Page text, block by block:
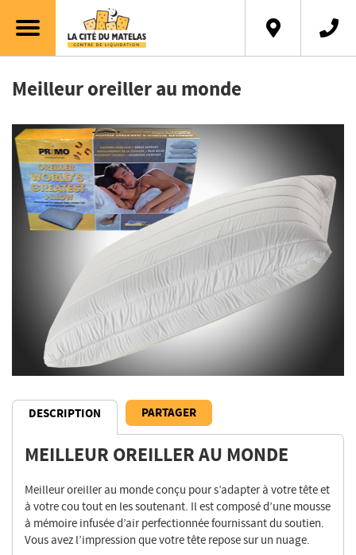
Meilleur oreiller au monde
DESCRIPTION PARTAGER
Description
MEILLEUR OREILLER AU MONDE
Meilleur oreiller au monde conçu pour s’adapter à votre tête et
à votre cou tout en les soutenant. Il est composé d’une mousse
à mémoire infusée d’air perfectionnée fournissant du soutien.
Vous avez l’impression que votre tête repose sur un nuage.